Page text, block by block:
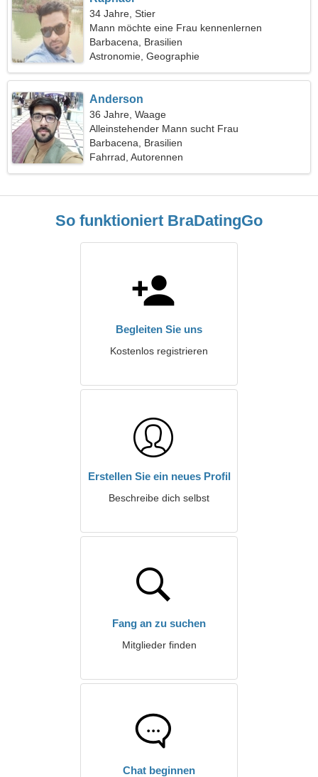
34 Jahre, Stier
Mann möchte eine Frau kennenlernen
Barbacena, Brasilien
Astronomie, Geographie
Anderson
36 Jahre, Waage
Alleinstehender Mann sucht Frau
Barbacena, Brasilien
Fahrrad, Autorennen
So funktioniert BraDatingGo
Begleiten Sie uns
Kostenlos registrieren
Erstellen Sie ein neues Profil
Beschreibe dich selbst
Fang an zu suchen
Mitglieder finden
Chat beginnen